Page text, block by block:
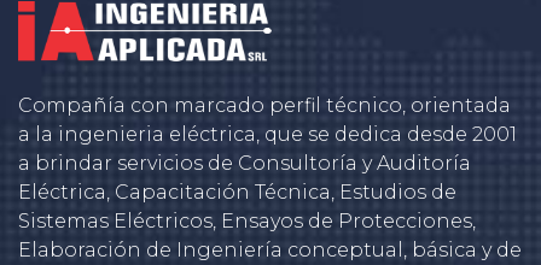
Compañía con marcado perfil técnico, orientada
a la ingenieria eléctrica, que se dedica desde 2001
a brindar servicios de Consultoría y Auditoría
Eléctrica, Capacitación Técnica, Estudios de
Sistemas Eléctricos, Ensayos de Protecciones,
Elaboración de Ingeniería conceptual, básica y de